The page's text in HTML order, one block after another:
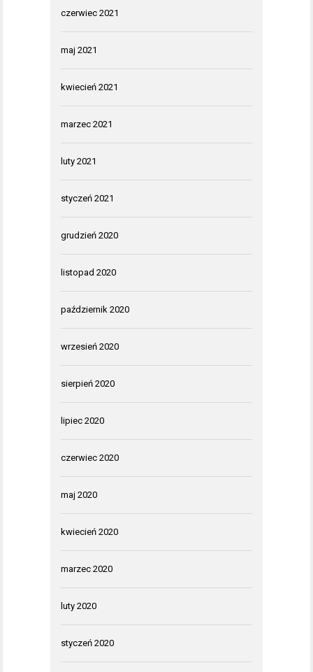
czerwiec 2021
maj 2021
kwiecień 2021
marzec 2021
luty 2021
styczeń 2021
grudzień 2020
listopad 2020
październik 2020
wrzesień 2020
sierpień 2020
lipiec 2020
czerwiec 2020
maj 2020
kwiecień 2020
marzec 2020
luty 2020
styczeń 2020